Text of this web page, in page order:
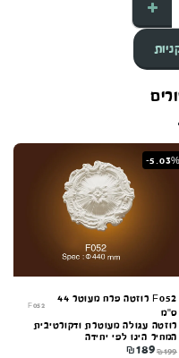
-5.03%
F052 רוזטה פרח מעוטר 44
ס"מ
F052
רוזטה עגולה מעוטרת ודקורטיבית
המחיר הינו לפי יחידה
₪199
₪189